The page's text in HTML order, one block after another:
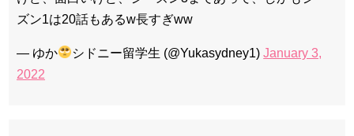
ズン1は20話もあるw長すぎww
— ゆか シドニー留学生 (@Yukasydney1)January 3,
2022